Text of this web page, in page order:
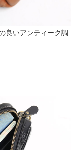
良いアンティーク調